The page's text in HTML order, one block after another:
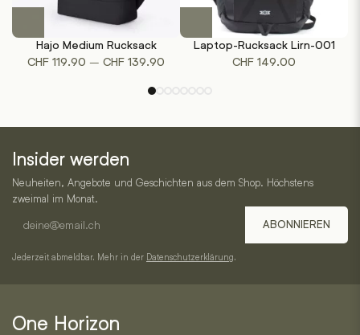
Dieses
weist
mehrere
können
der
gewählt
Hajo Medium Rucksack
CHF 119.90 – CHF 139.90
Dieses
Produkt
weist
mehrere
Produktseite
werden
Laptop-Rucksack Lirn-001
CHF 149.00
Horizon
–
Service,
Insider werden
Neuheiten, Angebote und Geschichten aus dem Shop. Höchstens
zweimal im Monat.
Mail-
ABONNIEREN
Jederzeit abmeldbar. Mehr in der Datenschutzerklärung.
One Horizon